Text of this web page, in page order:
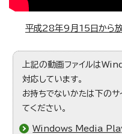
平成28年9月15日から
上記の動画ファイルは
対応しています。
お持ちでないかたは下のサ
てください。
Windows Media